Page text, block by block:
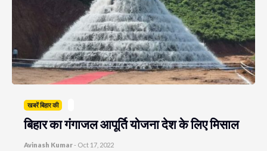
खबरें बिहार की
बिहार का गंगाजल आपूर्ति योजना देश के लिए मिसाल
Avinash Kumar- Oct 17, 2022